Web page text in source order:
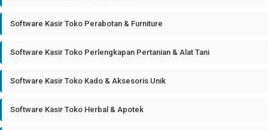
Software Kasir Toko Perabotan & Furniture
Software Kasir Toko Perlengkapan Pertanian & Alat Tani
Software Kasir Toko Kado & Aksesoris Unik
Software Kasir Toko Herbal & Apotek